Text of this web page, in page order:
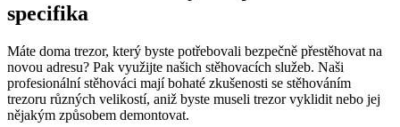
specifika
Máte doma trezor, který byste potřebovali bezpečně přestěhovat na
novou adresu? Pak využijte našich stěhovacích služeb. Naši
profesionální stěhováci mají bohaté zkušenosti se stěhováním
trezoru různých velikostí, aniž byste museli trezor vyklidit nebo jej
nějakým způsobem demontovat.